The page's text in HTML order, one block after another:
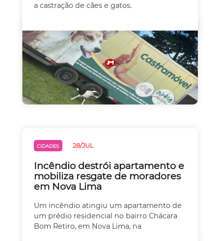
a castração de cães e gatos.
CIDADES 28/JUL
Incêndio destrói apartamento e
mobiliza resgate de moradores
em Nova Lima
Um incêndio atingiu um apartamento de
um prédio residencial no bairro Chácara
Bom Retiro, em Nova Lima, na